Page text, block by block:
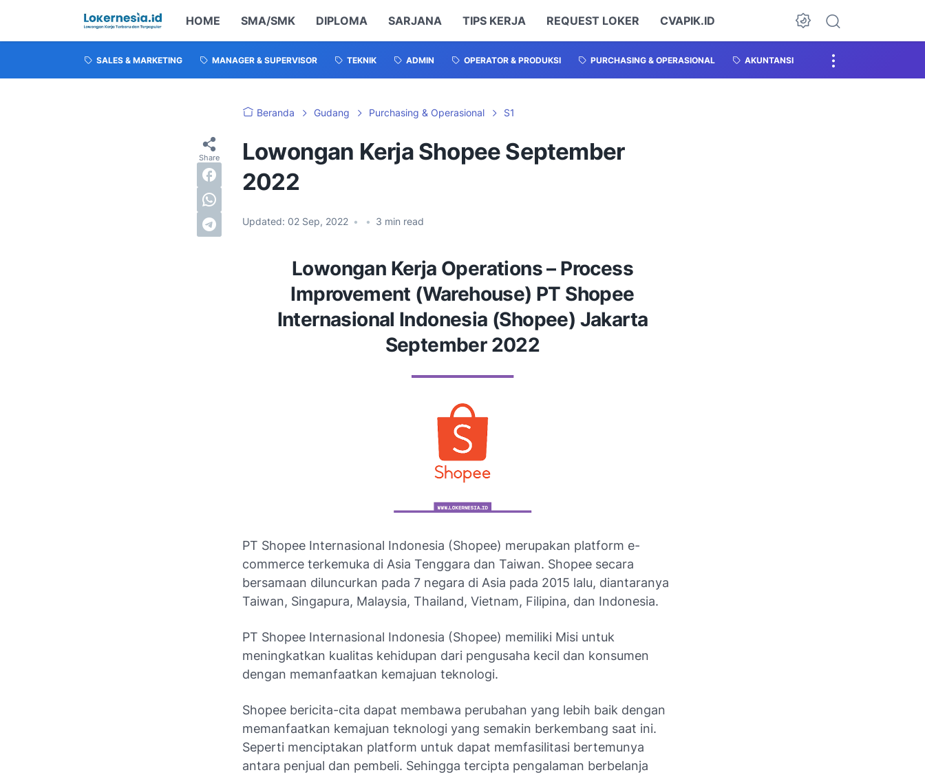
HOME SMA/SMK DIPLOMA SARJANA TIPS KERJA REQUEST LOKER CVAPIK.ID
SALES & MARKETING MANAGER & SUPERVISOR TEKNIK ADMIN OPERATOR & PRODUKSI PURCHASING & OPERASIONAL AKUNTANSI
Beranda Gudang Purchasing & Operasional S1
Lowongan Kerja Shopee September
2022
Updated: 02 Sep, 2022 • • 3 min read
Lowongan Kerja Operations – Process
Improvement (Warehouse) PT Shopee
Internasional Indonesia (Shopee) Jakarta
September 2022
PT Shopee Internasional Indonesia (Shopee) merupakan platform e-
commerce terkemuka di Asia Tenggara dan Taiwan. Shopee secara
bersamaan diluncurkan pada 7 negara di Asia pada 2015 lalu, diantaranya
Taiwan, Singapura, Malaysia, Thailand, Vietnam, Filipina, dan Indonesia.
PT Shopee Internasional Indonesia (Shopee) memiliki Misi untuk
meningkatkan kualitas kehidupan dari pengusaha kecil dan konsumen
dengan memanfaatkan kemajuan teknologi.
Shopee bericita-cita dapat membawa perubahan yang lebih baik dengan
memanfaatkan kemajuan teknologi yang semakin berkembang saat ini.
Seperti menciptakan platform untuk dapat memfasilitasi bertemunya
antara penjual dan pembeli. Sehingga tercipta pengalaman berbelanja